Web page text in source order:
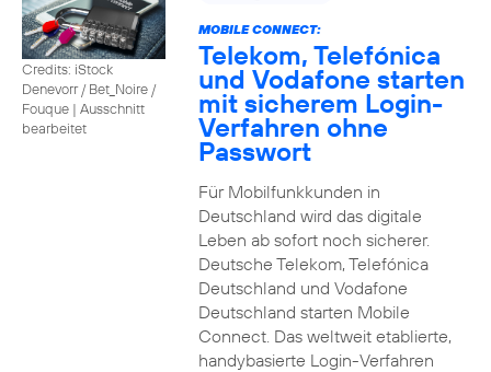
Credits: iStock
Denevorr / Bet_Noire /
Fouque | Ausschnitt
bearbeitet
MOBILE CONNECT:
Telekom, Telefónica
und Vodafone starten
mit sicherem Login-
Verfahren ohne
Passwort
Für Mobilfunkkunden in
Deutschland wird das digitale
Leben ab sofort noch sicherer.
Deutsche Telekom, Telefónica
Deutschland und Vodafone
Deutschland starten Mobile
Connect. Das weltweit etablierte,
handybasierte Login-Verfahren